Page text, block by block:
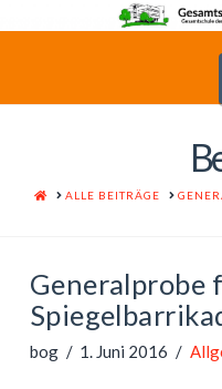
HOMEALLE BEITRÄGE
Generalprobe
bog 1. Juni 2016